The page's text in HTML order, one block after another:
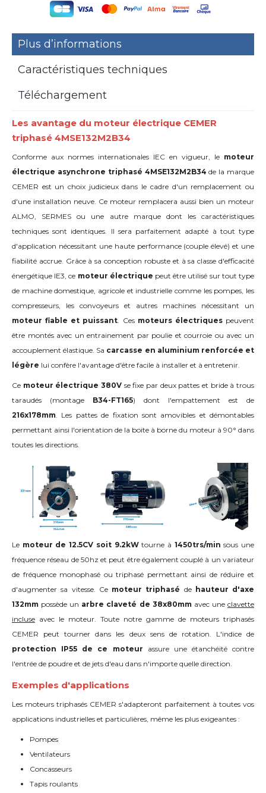
Plus d’informations
Caractéristiques techniques
Téléchargement
Les avantage du moteur électrique CEMER
triphasé 4MSE132M2B34
Conforme aux normes internationales IEC en vigueur, le moteur
électrique asynchrone triphasé 4MSE132M2B34 de la marque
CEMER est un choix judicieux dans le cadre d'un remplacement ou
d'une installation neuve. Ce moteur remplacera aussi bien un moteur
ALMO, SERMES ou une autre marque dont les caractéristiques
techniques sont identiques. Il sera parfaitement adapté à tout type
d'application nécessitant une haute performance (couple élevé) et une
fiabilité accrue. Grâce à sa conception robuste et à sa classe d'efficacité
énergétique IE3, ce moteur électrique peut être utilisé sur tout type
de machine domestique, agricole et industrielle comme les pompes, les
compresseurs, les convoyeurs et autres machines nécessitant un
moteur fiable et puissant. Ces moteurs électriquespeuvent
être montés avec un entrainement par poulie et courroie ou avec un
accouplement élastique. Sa carcasse en aluminium renforcée et
légère lui confère l'avantage d'être facile à installer et à entretenir.
Ce moteur électrique 380V se fixe par deux pattes et bride à trous
taraudés (montage B34-FT165) dont l'empattement est de
216x178mm. Les pattes de fixation sont amovibles et démontables
permettant ainsi l'orientation de la boite à borne du moteur à 90° dans
toutes les directions.
Le moteur de 12.5CV soit 9.2kWtourne à 1450trs/min sous une
fréquence réseau de 50hz et peut être également couplé à un variateur
de fréquence monophasé ou triphasé permettant ainsi de réduire et
d'augmenter sa vitesse. Ce moteur triphasé de hauteur d'axe
132mm possède un arbre claveté de 38x80mmavec uneclavette
incluse avec le moteur. Toute notre gamme de moteurs triphasés
CEMER peut tourner dans les deux sens de rotation. L'indice de
protection IP55 de ce moteur assure une étanchéité contre
l'entrée de poudre et de jets d'eau dans n'importe quelle direction.
Exemples d'applications
Les moteurs triphasés CEMER s'adapteront parfaitement à toutes vos
applications industrielles et particulières, même les plus exigeantes :
Pompes
Ventilateurs
Concasseurs
Tapis roulants